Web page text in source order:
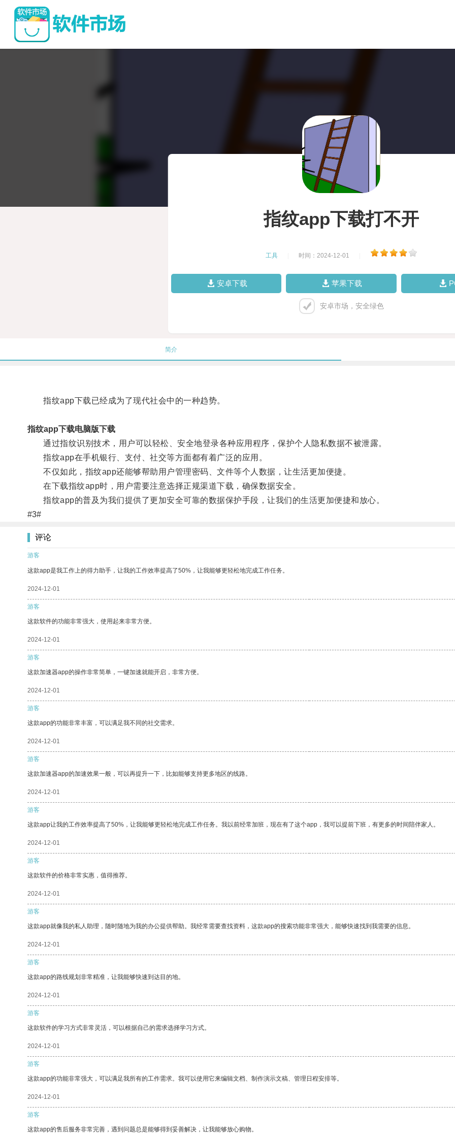
指纹app下载打不开
工具 时间：2024-12-01
安卓下载 苹果下载
安卓市场，安全绿色
简介
指纹app下载已经成为了现代社会中的一种趋势。
指纹app下载电脑版下载
通过指纹识别技术，用户可以轻松、安全地登录各种应用程序，保护个人隐私数据不被泄露。
指纹app在手机银行、支付、社交等方面都有着广泛的应用。
不仅如此，指纹app还能够帮助用户管理密码、文件等个人数据，让生活更加便捷。
在下载指纹app时，用户需要注意选择正规渠道下载，确保数据安全。
指纹app的普及为我们提供了更加安全可靠的数据保护手段，让我们的生活更加便捷和放心。
#3#
评论
游客
这款app是我工作上的得力助手，让我的工作效率提高了50%，让我能够更轻松地完成工作任务。
2024-12-01
游客
这款软件的功能非常强大，使用起来非常方便。
2024-12-01
游客
这款加速器app的操作非常简单，一键加速就能开启，非常方便。
2024-12-01
游客
这款app的功能非常丰富，可以满足我不同的社交需求。
2024-12-01
游客
这款加速器app的加速效果一般，可以再提升一下，比如能够支持更多地区的线路。
2024-12-01
游客
这款app让我的工作效率提高了50%，让我能够更轻松地完成工作任务。我以前经常加班，现在有了这个app，我可以提前下班，有更多的时间陪伴家人。
2024-12-01
游客
这款软件的价格非常实惠，值得推荐。
2024-12-01
游客
这款app就像我的私人助理，随时随地为我的办公提供帮助。我经常需要查找资料，这款app的搜索功能非常强大，能够快速找到我需要的信息。
2024-12-01
游客
这款app的路线规划非常精准，让我能够快速到达目的地。
2024-12-01
游客
这款软件的学习方式非常灵活，可以根据自己的需求选择学习方式。
2024-12-01
游客
这款app的功能非常强大，可以满足我所有的工作需求。我可以使用它来编辑文档、制作演示文稿、管理日程安排等。
2024-12-01
游客
这款app的售后服务非常完善，遇到问题总是能够得到妥善解决，让我能够放心购物。